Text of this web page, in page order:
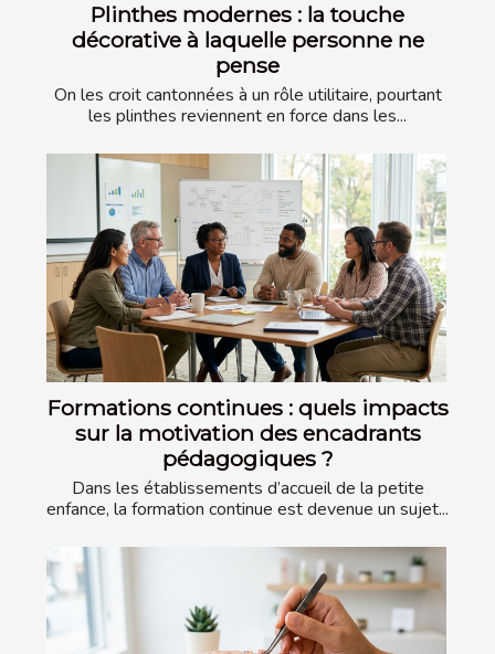
Plinthes modernes : la touche
décorative à laquelle personne ne
pense
On les croit cantonnées à un rôle utilitaire, pourtant
les plinthes reviennent en force dans les...
Formations continues : quels impacts
sur la motivation des encadrants
pédagogiques ?
Dans les établissements d’accueil de la petite
enfance, la formation continue est devenue un sujet...